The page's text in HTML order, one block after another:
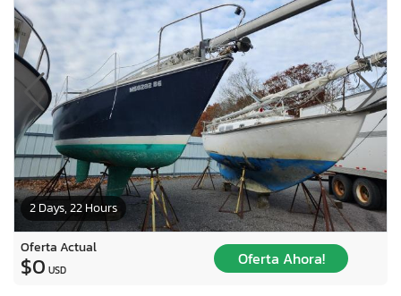
2 Days, 22 Hours
Oferta Actual
$0 USD
Oferta Ahora!